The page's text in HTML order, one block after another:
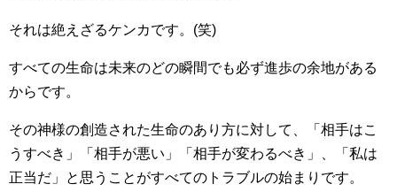
それは絶えざるケンカです。(笑)
すべての生命は未来のどの瞬間でも必ず進歩の余地がある
からです。
その神様の創造された生命のあり方に対して、「相手はこ
うすべき」「相手が悪い」「相手が変わるべき」、「私は
正当だ」と思うことがすべてのトラブルの始まりです。